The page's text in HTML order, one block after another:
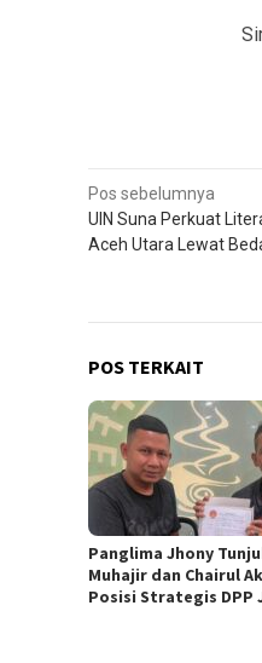
Navigasi
pos
Pos sebelumnya
UIN Suna Perkuat
Aceh Utara Lewat
POS TERKAIT
Panglima Jhony
Muhajir dan Chairul
Posisi Strategis DPP